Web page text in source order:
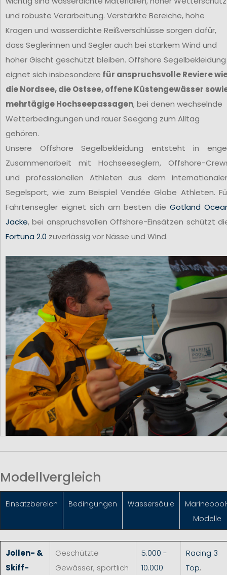
und robuste Verarbeitung. Verstärkte Bereiche, hohe
Kragen und wasserdichte Reißverschlüsse sorgen dafür,
dass Seglerinnen und Segler auch bei starkem Wind und
hoher Gischt geschützt bleiben. Offshore Segelbekleidung
eignet sich insbesondere für anspruchsvolle Reviere
die Nordsee, die Ostsee, offene Küstengewässer
mehrtägige Hochseepassagen, bei denen wechselnde
Wetterbedingungen und rauer Seegang zum Alltag
gehören.
Unsere Offshore Segelbekleidung entsteht in
Zusammenarbeit mit Hochseeseglern, Offshore-
und professionellen Athleten aus dem
Segelsport, wie zum Beispiel Vendée Globe Athleten.
Fahrtensegler eignet sich am besten dieGotland
Jacke, bei anspruchsvollen Offshore-Einsätzen schützt
Fortuna 2.0 zuverlässig vor Nässe und Wind.
Modellvergleich
Einsatzbereich Bedingungen Wassersäule
Modelle
Jollen- &
Skiff-
Geschützte
Gewässer, sportlich
5.000 -
10.000
Racing 3
Top,